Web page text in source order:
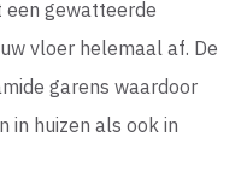
een gewatteerde
vloer helemaal af. De
garens waardoor
in huizen als ook in